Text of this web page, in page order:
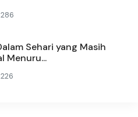
286
Sehari yang Masih
Menuru...
226